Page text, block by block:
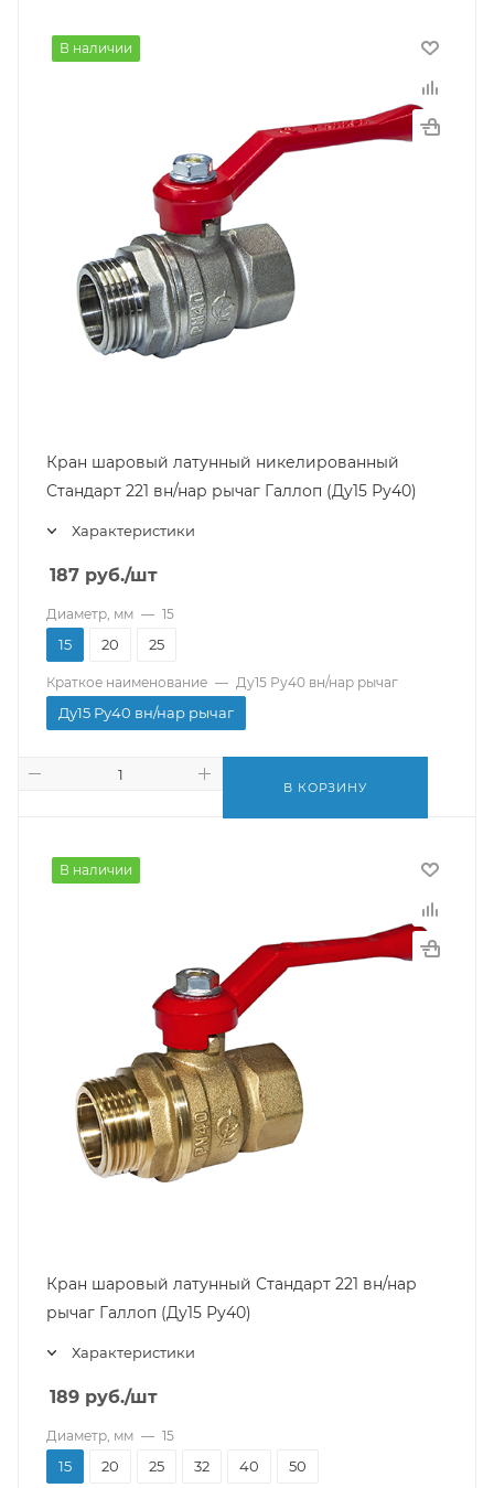
В наличии
Кран шаровый латунный никелированный
Стандарт 221 вн/нар рычаг Галлоп (Ду15 Ру40)
Характеристики
187 руб./шт
Диаметр, мм — 15
15 20 25
Краткое наименование — Ду15 Ру40 вн/нар рычаг
Ду15 Ру40 вн/нар рычаг
В КОРЗИНУ
В наличии
Кран шаровый латунный Стандарт 221 вн/нар
рычаг Галлоп (Ду15 Ру40)
Характеристики
189 руб./шт
Диаметр, мм — 15
15 20 25 32 40 50